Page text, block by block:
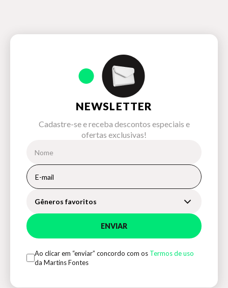
NEWSLETTER
Cadastre-se e receba descontos especiais e
ofertas exclusivas!
Gêneros favoritos
ENVIAR
Ao clicar em “enviar” concordo com os Termos de uso
da Martins Fontes